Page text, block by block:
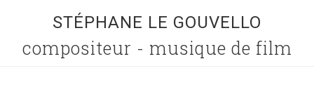
STÉPHANE LE GOUVELLO
compositeur - musique de film